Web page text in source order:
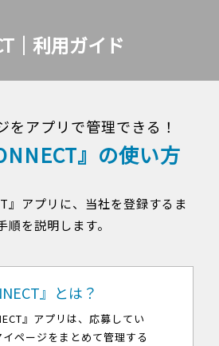
｜利用ガイド
をアプリで管理できる！
』の使い方
』アプリに、当社を登録するま
順を説明します。
』とは？
』アプリは、応募してい
ページをまとめて管理する